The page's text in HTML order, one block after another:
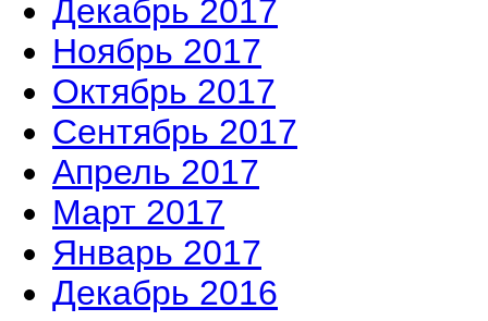
Декабрь 2017
Ноябрь 2017
Октябрь 2017
Сентябрь 2017
Апрель 2017
Март 2017
Январь 2017
Декабрь 2016